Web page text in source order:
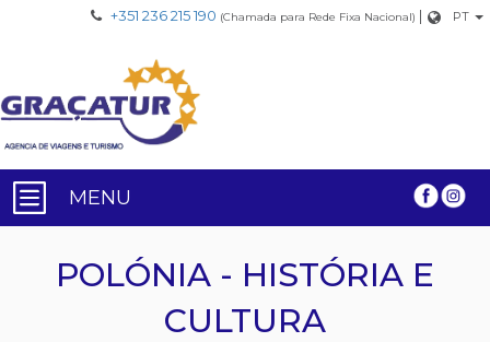
+351 236 215 190 (Chamada para Rede Fixa Nacional) | PT
MENU
POLÓNIA - HISTÓRIA E
CULTURA